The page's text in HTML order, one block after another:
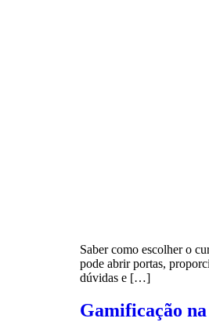
Saber como escolher o
pode abrir portas,
dúvidas e […]
Gamificação